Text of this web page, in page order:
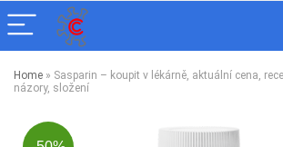
Home » Sasparin – koupit v lékárně, aktuální cena,
názory, složení